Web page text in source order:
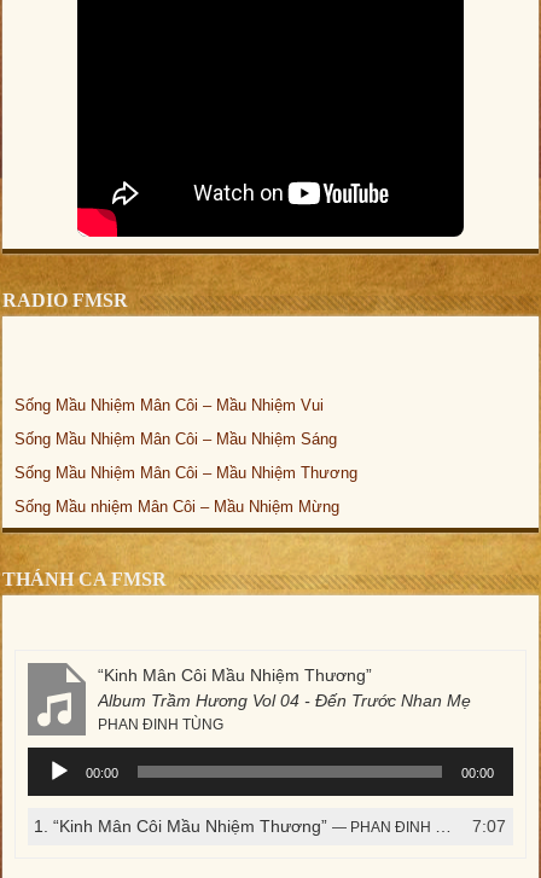
RADIO FMSR
Sống Mầu Nhiệm Mân Côi – Mầu Nhiệm Vui
Sống Mầu Nhiệm Mân Côi – Mầu Nhiệm Sáng
Sống Mầu Nhiệm Mân Côi – Mầu Nhiệm Thương
Sống Mầu nhiệm Mân Côi – Mầu Nhiệm Mừng
THÁNH CA FMSR
“Kinh Mân Côi Mầu Nhiệm Thương”
Album Trầm Hương Vol 04 - Đến Trước Nhan Mẹ
PHAN ĐINH TÙNG
Trình
phát
thanh
00:00 00:00
1.“Kinh Mân Côi Mầu Nhiệm Thương”— PHAN ĐINH TÙNG 7:07